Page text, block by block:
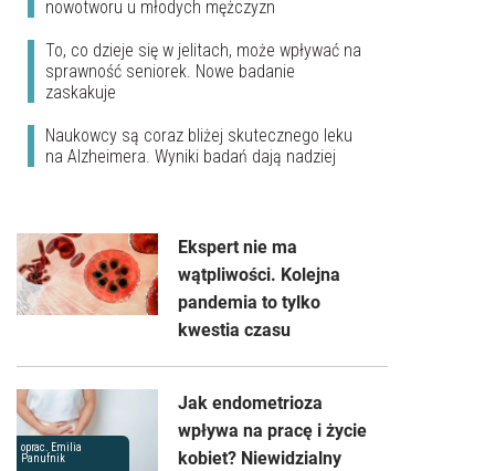
nowotworu u młodych mężczyzn
To, co dzieje się w jelitach, może wpływać na
sprawność seniorek. Nowe badanie
zaskakuje
Naukowcy są coraz bliżej skutecznego leku
na Alzheimera. Wyniki badań dają nadziej
Ekspert nie ma
wątpliwości. Kolejna
pandemia to tylko
kwestia czasu
oprac. Emilia
Panufnik
Jak endometrioza
wpływa na pracę i życie
kobiet? Niewidzialny